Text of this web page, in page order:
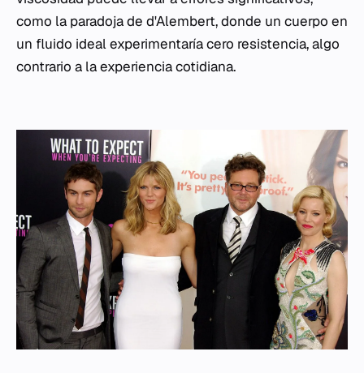
como la paradoja de d'Alembert, donde un cuerpo en
un fluido ideal experimentaría cero resistencia, algo
contrario a la experiencia cotidiana.